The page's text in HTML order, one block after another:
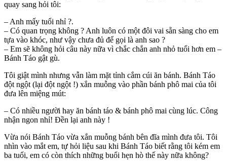
quay sang hỏi tôi:
– Anh mấy tuổi nhỉ ?.
– Có quan trọng không ? Anh luôn có một đôi vai sẵn sàng cho em
tựa vào khóc, như vậy chưa đủ để gọi là anh sao ?
– Em sẽ không hỏi câu này nữa vì chắc chắn anh nhỏ tuổi hơn em –
Bánh Táo gật gù.
Tôi giật mình nhưng vẫn làm mặt tỉnh cắm cúi ăn bánh. Bánh Táo
đột ngột (lại đột ngột !) xắn muỗng vào phần bánh phô mai của tôi
đưa lên miệng mút:
– Có nhiều người hay ăn bánh táo & bánh phô mai cùng lúc. Công
nhận ngon nhỉ! Đền lại anh này !
Vừa nói Bánh Táo vừa xắn muỗng bánh bên đĩa mình đưa tôi. Tôi
nhìn vào mắt em, tự hỏi liệu sau khi Bánh Táo biết rằng tôi kém em
ba tuổi, em có còn thích những buổi hẹn hò thế này nữa không?